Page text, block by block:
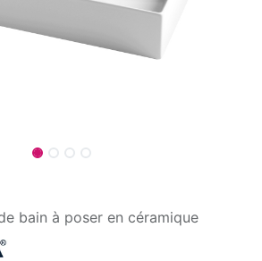
bain à poser en céramique